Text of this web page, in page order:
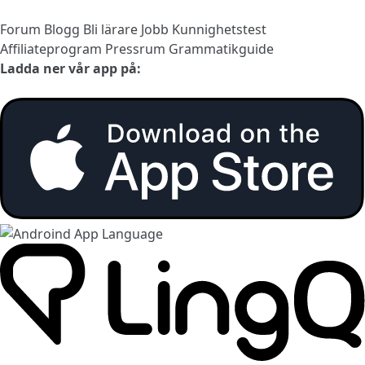
Forum Blogg Bli lärare Jobb Kunnighetstest
Affiliateprogram Pressrum Grammatikguide
Ladda ner vår app på: